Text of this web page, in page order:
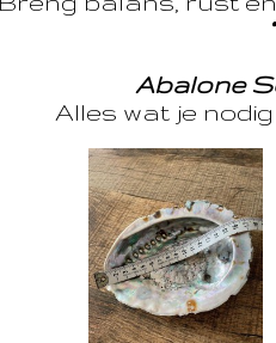
Abalone
Alles wat je